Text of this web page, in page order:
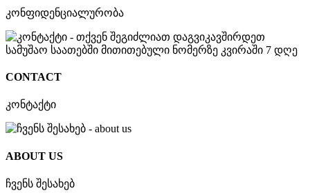
კონფიდენციალურობა
CONTACT
კონტაქტი
ABOUT US
ჩვენს შესახებ